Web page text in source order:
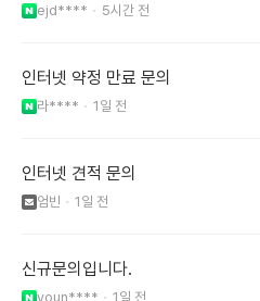
ejd**** 5시간 전
인터넷 약정 만료 문의
라**** 1일 전
인터넷 견적 문의
엄빈 1일 전
신규문의입니다.
youn**** 1일 전